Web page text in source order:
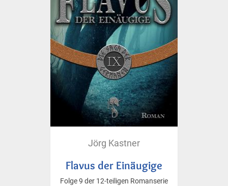
Jörg Kastner
Flavus der Einäugige
Folge 9 der 12-teiligen Romanserie